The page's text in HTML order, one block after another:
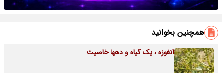
همچنین بخوانید
آنغوزه ، یک گیاه و دهها خاصیت